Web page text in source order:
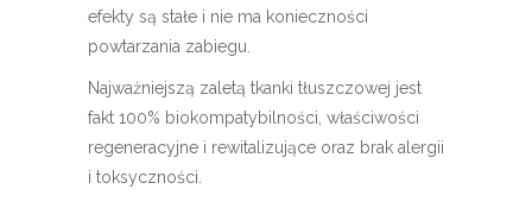
efekty są stałe i nie ma konieczności
powtarzania zabiegu.
Najważniejszą zaletą tkanki tłuszczowej jest
fakt 100% biokompatybilności, właściwości
regeneracyjne i rewitalizujące oraz brak alergii
i toksyczności.